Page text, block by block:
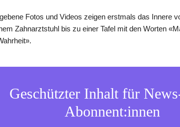
Fotos und Videos zeigen erstmals das Innere
Zahnarztstuhl bis zu einer Tafel mit den Worten
Geschützter Inhalt für
Abonnent:innen